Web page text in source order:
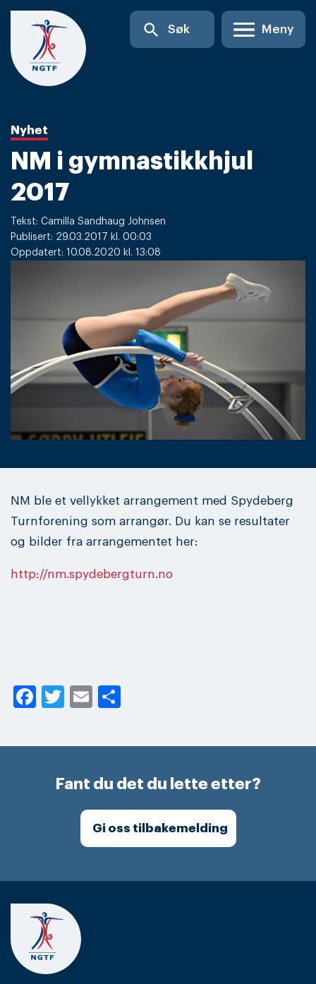
Skip
content
search Søk Meny
Nyhet
NM i gymnastikkhjul
2017
Tekst: Camilla Sandhaug Johnsen
Publisert: 29.03.2017 kl. 00:03
Oppdatert: 10.08.2020 kl. 13:08
NM ble et vellykket arrangement med Spydeberg
Turnforening som arrangør. Du kan se resultater
og bilder fra arrangementet her:
http://nm.spydebergturn.no
Facebook
Twitter
Email
Fant du det du lette etter?
Gi oss tilbakemelding